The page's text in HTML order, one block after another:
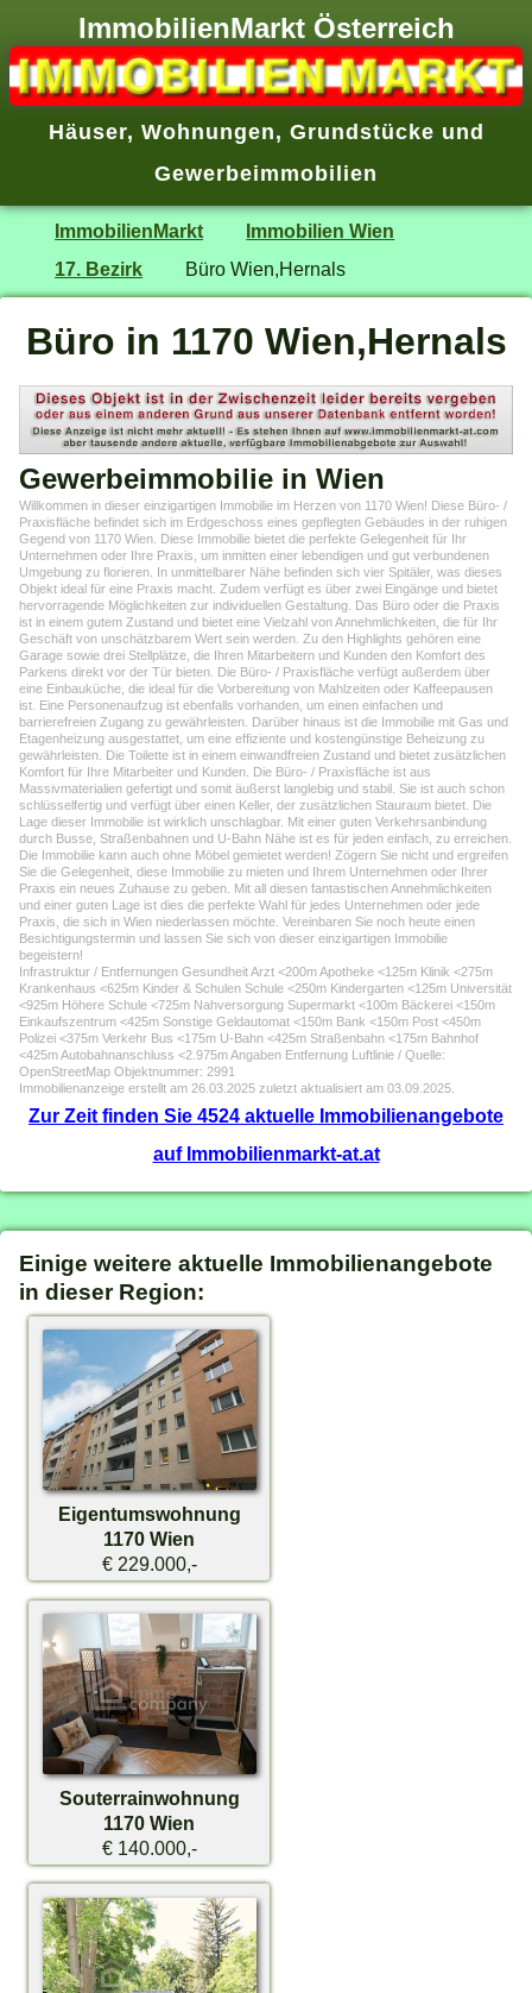
ImmobilienMarkt Österreich
Häuser, Wohnungen, Grundstücke und
Gewerbeimmobilien
ImmobilienMarkt
Immobilien Wien
17. Bezirk
Büro Wien,Hernals
Büro in 1170 Wien,Hernals
Gewerbeimmobilie in Wien
Willkommen in dieser einzigartigen Immobilie im Herzen von 1170 Wien! Diese Büro- /
Praxisfläche befindet sich im Erdgeschoss eines gepflegten Gebäudes in der ruhigen
Gegend von 1170 Wien. Diese Immobilie bietet die perfekte Gelegenheit für Ihr
Unternehmen oder Ihre Praxis, um inmitten einer lebendigen und gut verbundenen
Umgebung zu florieren. In unmittelbarer Nähe befinden sich vier Spitäler, was dieses
Objekt ideal für eine Praxis macht. Zudem verfügt es über zwei Eingänge und bietet
hervorragende Möglichkeiten zur individuellen Gestaltung. Das Büro oder die Praxis
ist in einem gutem Zustand und bietet eine Vielzahl von Annehmlichkeiten, die für Ihr
Geschäft von unschätzbarem Wert sein werden. Zu den Highlights gehören eine
Garage sowie drei Stellplätze, die Ihren Mitarbeitern und Kunden den Komfort des
Parkens direkt vor der Tür bieten. Die Büro- / Praxisfläche verfügt außerdem über
eine Einbauküche, die ideal für die Vorbereitung von Mahlzeiten oder Kaffeepausen
ist. Eine Personenaufzug ist ebenfalls vorhanden, um einen einfachen und
barrierefreien Zugang zu gewährleisten. Darüber hinaus ist die Immobilie mit Gas und
Etagenheizung ausgestattet, um eine effiziente und kostengünstige Beheizung zu
gewährleisten. Die Toilette ist in einem einwandfreien Zustand und bietet zusätzlichen
Komfort für Ihre Mitarbeiter und Kunden. Die Büro- / Praxisfläche ist aus
Massivmaterialien gefertigt und somit äußerst langlebig und stabil. Sie ist auch schon
schlüsselfertig und verfügt über einen Keller, der zusätzlichen Stauraum bietet. Die
Lage dieser Immobilie ist wirklich unschlagbar. Mit einer guten Verkehrsanbindung
durch Busse, Straßenbahnen und U-Bahn Nähe ist es für jeden einfach, zu erreichen.
Die Immobilie kann auch ohne Möbel gemietet werden! Zögern Sie nicht und ergreifen
Sie die Gelegenheit, diese Immobilie zu mieten und Ihrem Unternehmen oder Ihrer
Praxis ein neues Zuhause zu geben. Mit all diesen fantastischen Annehmlichkeiten
und einer guten Lage ist dies die perfekte Wahl für jedes Unternehmen oder jede
Praxis, die sich in Wien niederlassen möchte. Vereinbaren Sie noch heute einen
Besichtigungstermin und lassen Sie sich von dieser einzigartigen Immobilie
begeistern!
Infrastruktur / Entfernungen Gesundheit Arzt <200m Apotheke <125m Klinik <275m
Krankenhaus <625m Kinder & Schulen Schule <250m Kindergarten <125m Universität
<925m Höhere Schule <725m Nahversorgung Supermarkt <100m Bäckerei <150m
Einkaufszentrum <425m Sonstige Geldautomat <150m Bank <150m Post <450m
Polizei <375m Verkehr Bus <175m U-Bahn <425m Straßenbahn <175m Bahnhof
<425m Autobahnanschluss <2.975m Angaben Entfernung Luftlinie / Quelle:
OpenStreetMap Objektnummer: 2991
Immobilienanzeige erstellt am 26.03.2025 zuletzt aktualisiert am 03.09.2025.
Zur Zeit finden Sie 4524 aktuelle Immobilienangebote
auf Immobilienmarkt-at.at
Einige weitere aktuelle Immobilienangebote
in dieser Region:
Eigentumswohnung
1170 Wien
€ 229.000,-
Souterrainwohnung
1170 Wien
€ 140.000,-